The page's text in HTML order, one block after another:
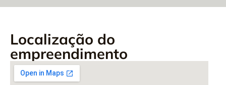
Localização do
empreendimento